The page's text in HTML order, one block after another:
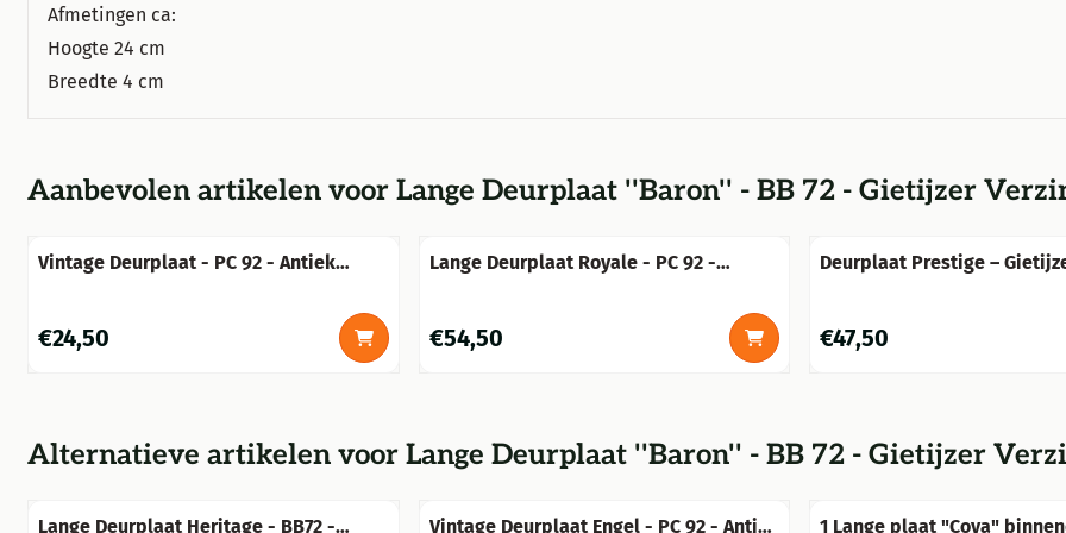
Afmetingen ca:
Hoogte 24 cm
Breedte 4 cm
Aanbevolen artikelen voorLange Deurplaat ''Baron'' - BB 72 - Gietijzer
Vintage Deurplaat - PC 92 - Antiek
Prijs: 24,50
€24,50
Lange Deurplaat Royale - PC 92 -
Prijs: 54,50
€54,50
Deurplaat Prestige –
Prijs: 47,50
€47,50
Alternatieve artikelen voorLange Deurplaat ''Baron'' - BB 72 - Gietijzer
Lange Deurplaat Heritage - BB72 -
Vintage Deurplaat Engel - PC 92 - Antiek
1 Lange plaat "Cova"